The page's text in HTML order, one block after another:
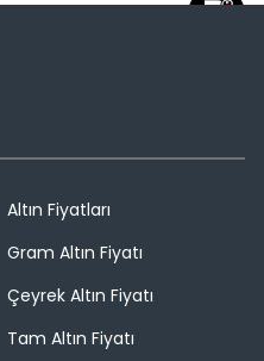
Altın Fiyatları
Gram Altın Fiyatı
Çeyrek Altın Fiyatı
Tam Altın Fiyatı